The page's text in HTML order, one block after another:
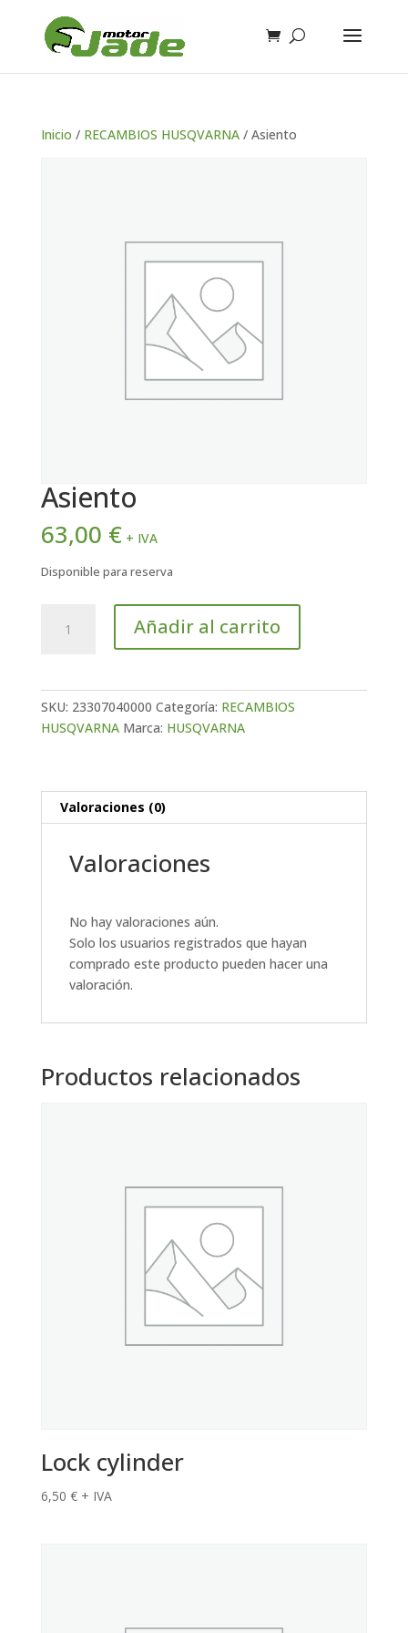
Inicio / RECAMBIOS HUSQVARNA/ Asiento
Asiento
63,00 € + IVA
Disponible para reserva
cantidad
Añadir al carrito
SKU: 23307040000 Categoría: RECAMBIOS
HUSQVARNA Marca: HUSQVARNA
Valoraciones (0)
Valoraciones
No hay valoraciones aún.
Solo los usuarios registrados que hayan
comprado este producto pueden hacer una
valoración.
Productos relacionados
Lock cylinder
6,50 € + IVA